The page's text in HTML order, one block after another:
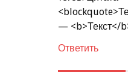
— <b>Текст</
Ответить